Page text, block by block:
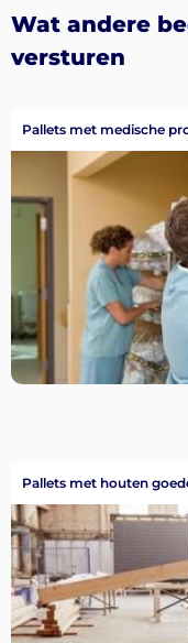
Wat andere
versturen
Pallets met medische
Pallets met houten